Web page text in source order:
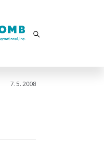
7. 5. 2008